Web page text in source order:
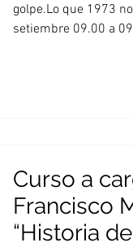
golpe.Lo que 1973
setiembre
Curso a
Francisco
“Historia